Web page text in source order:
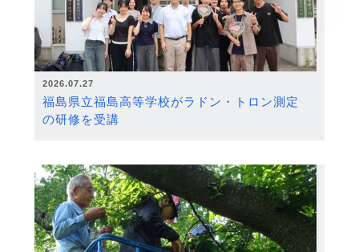
2026.07.27
福島県立福島高等学校がラドン・トロン測定
の研修を受講